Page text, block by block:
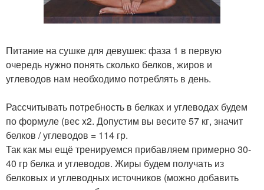
Питание на сушке для девушек: фаза 1 в первую
очередь нужно понять сколько белков, жиров и
углеводов нам необходимо потреблять в день.
Рассчитывать потребность в белках и углеводах будем
по формуле (вес x2. Допустим вы весите 57 кг, значит
белков / углеводов = 114 гр.
Так как мы ещё тренируемся прибавляем примерно 30-
40 гр белка и углеводов. Жиры будем получать из
белковых и углеводных источников (можно добавить